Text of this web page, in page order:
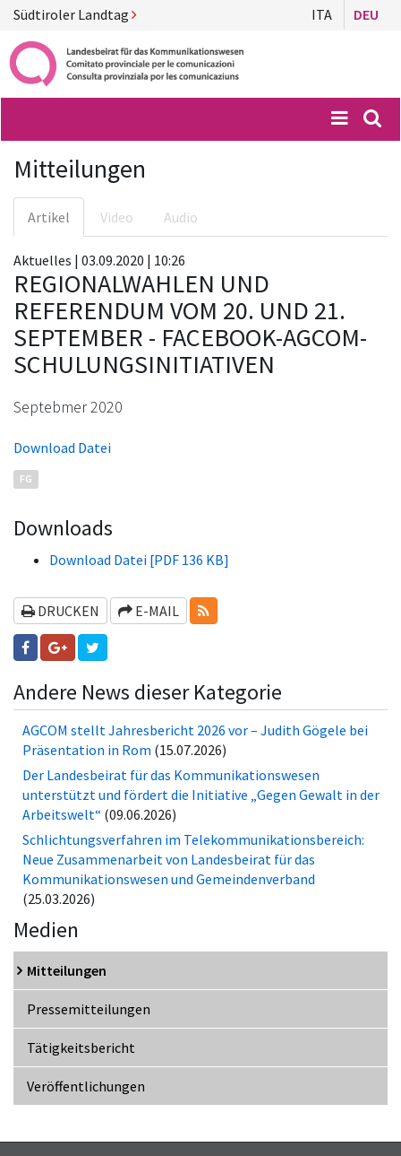
Südtiroler Landtag ITA DEU
Menü
Mitteilungen
Artikel Video Audio
Aktuelles | 03.09.2020 | 10:26
REGIONALWAHLEN UND
REFERENDUM VOM 20. UND 21.
SEPTEMBER - FACEBOOK-AGCOM-
SCHULUNGSINITIATIVEN
Septebmer 2020
Download Datei
FG
Downloads
Download Datei [PDF 136 KB]
DRUCKEN E-MAIL RSS-FEEDS
Andere News dieser Kategorie
AGCOM stellt Jahresbericht 2026 vor – Judith Gögele bei
Präsentation in Rom (15.07.2026)
Der Landesbeirat für das Kommunikationswesen
unterstützt und fördert die Initiative „Gegen Gewalt in der
Arbeitswelt“ (09.06.2026)
Schlichtungsverfahren im Telekommunikationsbereich:
Neue Zusammenarbeit von Landesbeirat für das
Kommunikationswesen und Gemeindenverband
(25.03.2026)
Medien
Mitteilungen
Pressemitteilungen
Tätigkeitsbericht
Veröffentlichungen